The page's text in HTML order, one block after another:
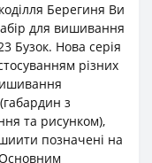
Берегиня Ви
для вишивання
Бузок. Нова серія
різних
з
та рисунком),
позначені на